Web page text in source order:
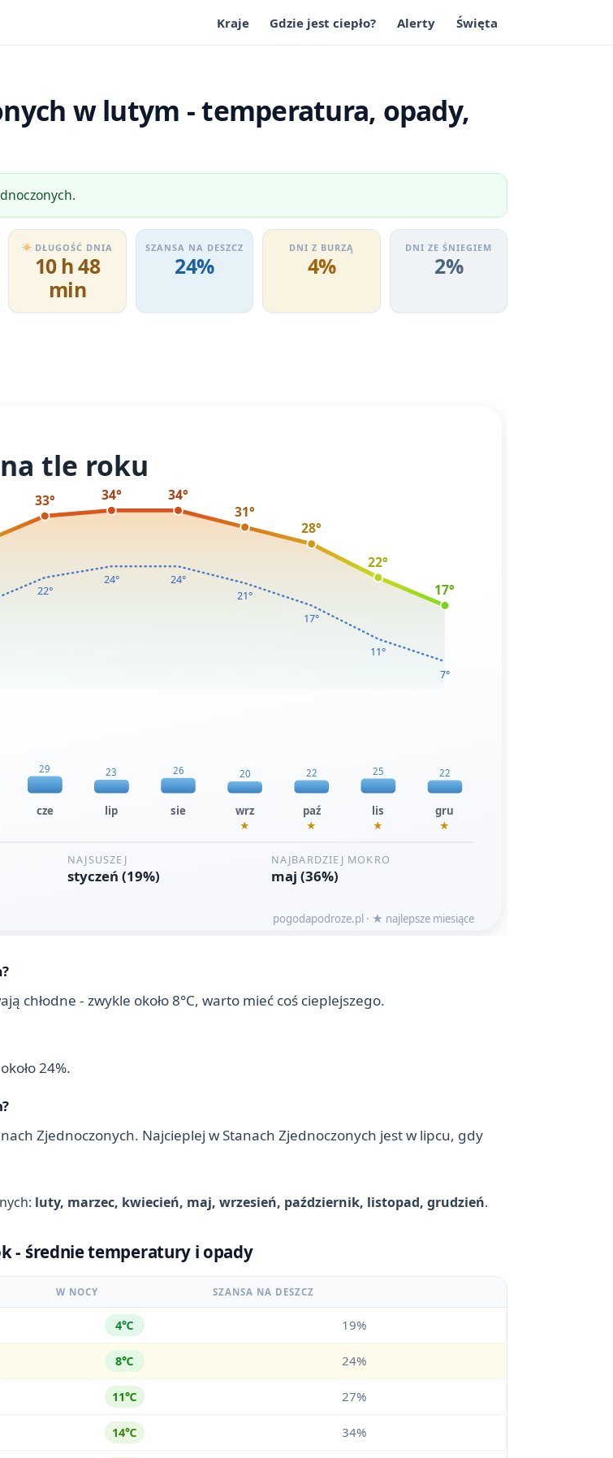
Kraje Gdzie jest ciepło? Alerty Święta
w lutym - temperatura, opady,
DŁUGOŚĆ DNIA
10 h 48
min
SZANSA NA DESZCZ
24%
DNI Z BURZĄ
4%
DNI ZE ŚNIEGIEM
2%
chłodne - zwykle około 8°C, warto mieć coś cieplejszego.
24%.
Zjednoczonych. Najcieplej w Stanach Zjednoczonych jest w lipcu, gdy
luty, marzec, kwiecień, maj, wrzesień, październik, listopad, grudzień.
- średnie temperatury i opady
W NOCY SZANSA NA DESZCZ
4℃ 19%
8℃ 24%
11℃ 27%
14℃ 34%